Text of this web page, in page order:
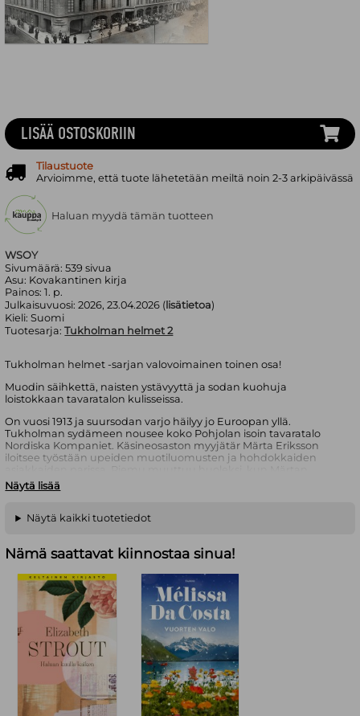
WSOY
Sivumäärä:539 sivua
Asu: Kovakantinen kirja
Painos:1. p.
Julkaisuvuosi:2026, 23.04.2026 ( lisätietoa)
Kieli:Suomi
Tuotesarja: Tukholman helmet 2
Tukholman helmet -sarjan valovoimainen toinen osa!
Muodin säihkettä, naisten ystävyyttä ja sodan kuohuja
loistokkaan tavaratalon kulisseissa.
On vuosi 1913 ja suursodan varjo häilyy jo Euroopan yllä.
Tukholman sydämeen nousee koko Pohjolan isoin tavaratalo
Nordiska Kompaniet. Käsineosaston myyjätär Märta Eriksson
iloitsee työstään upeiden muotiluomusten ja hohdokkaiden
saksalainen sulhanen lähtee rintamalle ja sodan tyrskyt iskevät
kaupunkilaisten arkeen. Vaikeina aikoina Märtan ja hänen
jännitteiden keskellä avautuu myös mahdollisuus toivoon.
on asunut jo yli 40 vuotta Tukholmassa. Hän teki töitä
romaanikirjoituskurssille.
Grand-hotellin upeat naiset
historiallisen Tukholman helmet -sarjan, joka on ollut
myyntimenestys myös Suomessa. Ensimmäisestä osasta tutut
ystävykset ja uudet tuttavuudet jatkavat hurmaavaa tarinaa
sarjan toisessa osassa
Tavaratalon rohkeat naiset
Näytä lisää
LISÄÄ OSTOSKORIIN
Tilaustuote
Arvioimme, että tuote lähetetään meiltä noin 2-3 arkipäivässä
Haluan myydä tämän tuotteen
Näytä kaikki tuotetiedot
Nämä saattavat kiinnostaa sinua!